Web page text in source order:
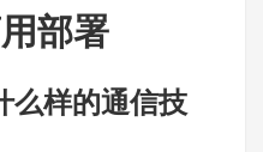
部署
么样的通信技